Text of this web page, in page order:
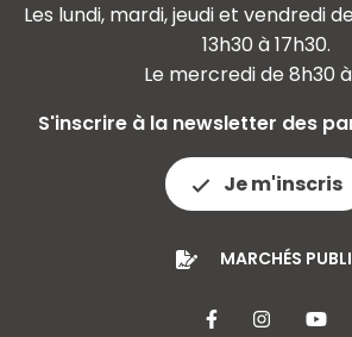
Les lundi, mardi, jeudi et vendredi
13h30 à 17h30.
Le mercredi de 8h30 à
S'inscrire à la newsletter des
Je m'inscris
MARCHÉS
Lien vers le
Lien